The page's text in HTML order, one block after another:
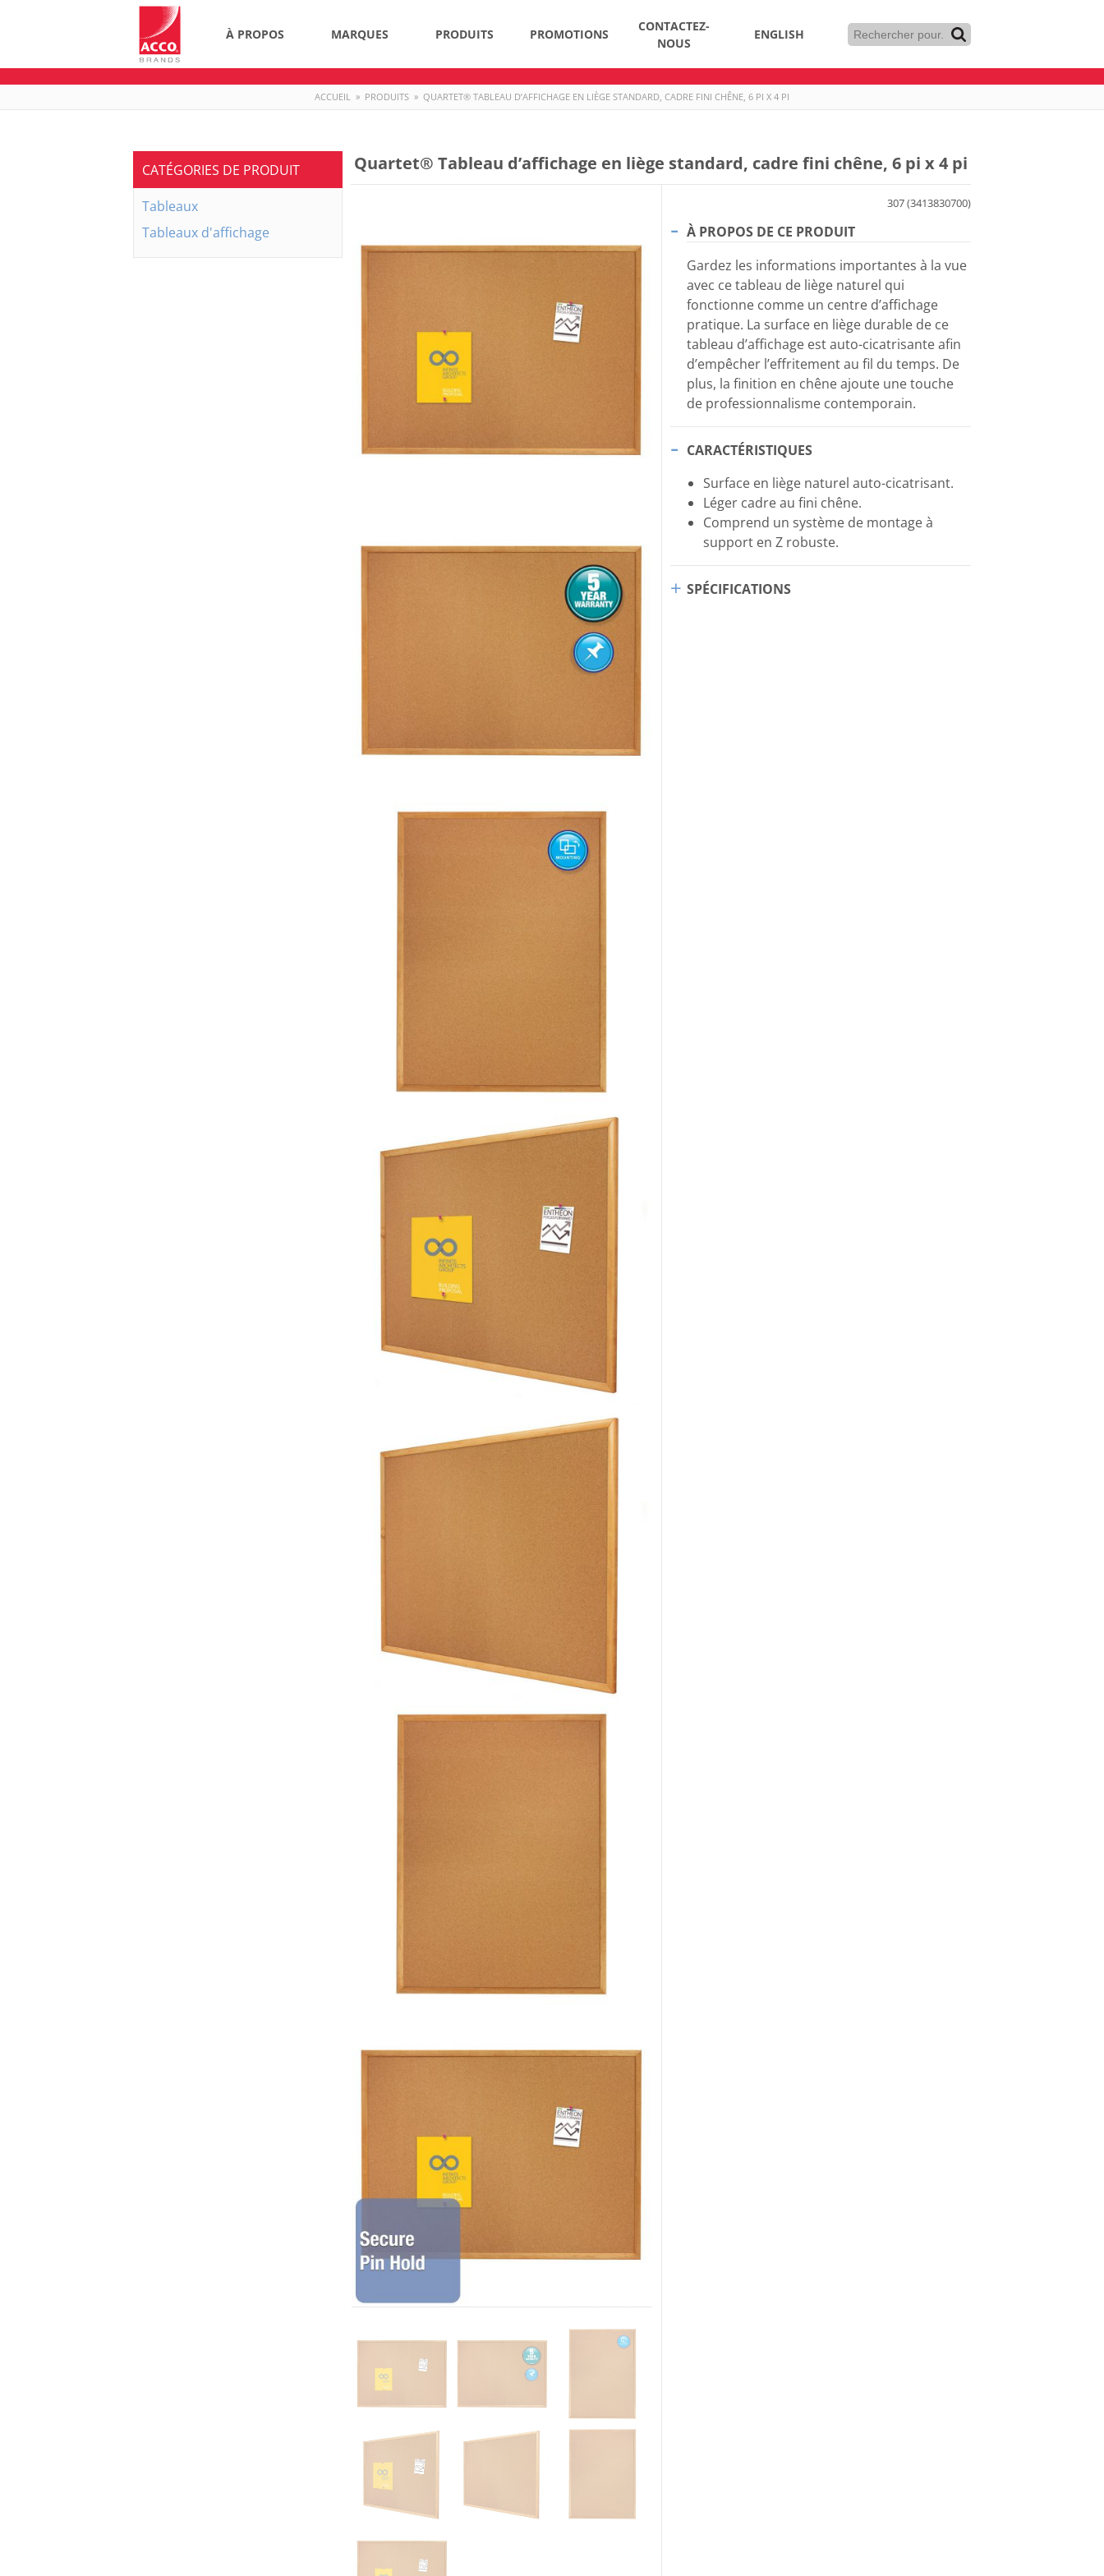
À PROPOS MARQUES PRODUITS PROMOTIONS
CONTACTEZ-
NOUS
ENGLISH
ACCUEIL » PRODUITS » QUARTET® TABLEAU D’AFFICHAGE EN LIÈGE STANDARD, CADRE FINI CHÊNE, 6 PI X 4 PI
Quartet® Tableau d’affichage en liège standard, cadre fini chêne, 6 pi x 4 pi
307 (3413830700)
À PROPOS DE CE PRODUIT
Gardez les informations importantes à la vue
avec ce tableau de liège naturel qui
fonctionne comme un centre d’affichage
pratique. La surface en liège durable de ce
tableau d’affichage est auto-cicatrisante afin
d’empêcher l’effritement au fil du temps. De
plus, la finition en chêne ajoute une touche
de professionnalisme contemporain.
CARACTÉRISTIQUES
Surface en liège naturel auto-cicatrisant.
Léger cadre au fini chêne.
Comprend un système de montage à
support en Z robuste.
SPÉCIFICATIONS
CATÉGORIES DE PRODUIT
Tableaux
Tableaux d'affichage